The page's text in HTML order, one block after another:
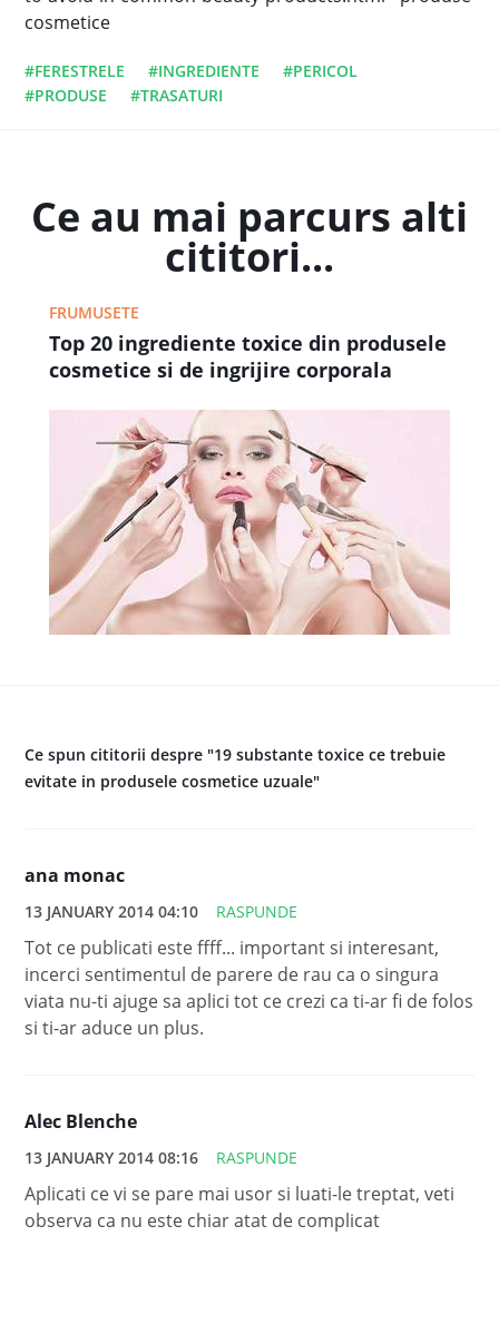
cosmetice
#FERESTRELE #INGREDIENTE
#PERICOL
#PRODUSE
#TRASATURI
Ce au mai parcurs alti
cititori...
FRUMUSETE
Top 20 ingrediente toxice din produsele
cosmetice si de ingrijire corporala
Ce spun cititorii despre "19 substante toxice ce trebuie
evitate in produsele cosmetice uzuale"
ana monac
13 JANUARY 2014 04:10 RASPUNDE
Tot ce publicati este ffff... important si interesant,
incerci sentimentul de parere de rau ca o singura
viata nu-ti ajuge sa aplici tot ce crezi ca ti-ar fi de folos
si ti-ar aduce un plus.
Alec Blenche
13 JANUARY 2014 08:16 RASPUNDE
Aplicati ce vi se pare mai usor si luati-le treptat, veti
observa ca nu este chiar atat de complicat